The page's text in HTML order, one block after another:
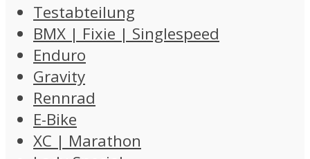
Testabteilung
BMX | Fixie | Singlespeed
Enduro
Gravity
Rennrad
E-Bike
XC | Marathon